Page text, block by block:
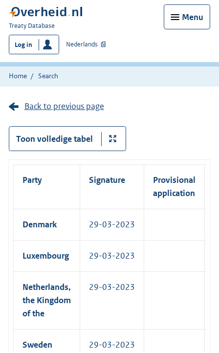
Menu
You
are
here:
Treaty Database
Log in Nederlands
Home Search
Back to previous page
Toon volledige tabel
Party Signature
Provisional
application
Denmark 29-03-2023
Luxembourg 29-03-2023
Netherlands,
the Kingdom
of the
29-03-2023
Sweden 29-03-2023